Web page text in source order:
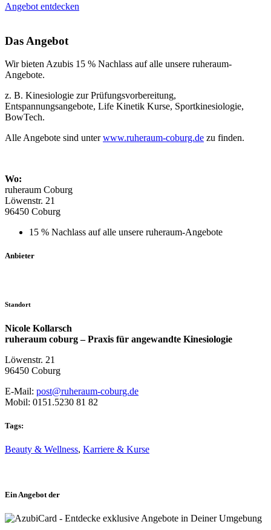
Angebot entdecken
Das Angebot
Wir bieten Azubis 15 % Nachlass auf alle unsere ruheraum-
Angebote.
z. B. Kinesiologie zur Prüfungsvorbereitung,
Entspannungsangebote, Life Kinetik Kurse, Sportkinesiologie,
BowTech.
Alle Angebote sind unterwww.ruheraum-coburg.de zu finden.
Wo:
ruheraum Coburg
Löwenstr. 21
96450 Coburg
15 % Nachlass auf alle unsere ruheraum-Angebote
Anbieter
Standort
Nicole Kollarsch
ruheraum coburg – Praxis für angewandte Kinesiologie
Löwenstr. 21
96450 Coburg
E-Mail: post@ruheraum-coburg.de
Mobil: 0151.5230 81 82
Tags:
Beauty & Wellness, Karriere & Kurse
Ein Angebot der